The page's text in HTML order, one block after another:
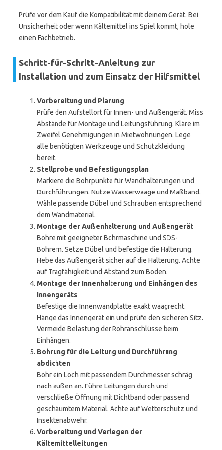
Prüfe vor dem Kauf die Kompatibilität mit deinem Gerät. Bei
Unsicherheit oder wenn Kältemittel ins Spiel kommt, hole
einen Fachbetrieb.
Schritt-für-Schritt-Anleitung zur
Installation und zum Einsatz der Hilfsmittel
Vorbereitung und Planung
Prüfe den Aufstellort für Innen- und Außengerät. Miss
Abstände für Montage und Leitungsführung. Kläre im
Zweifel Genehmigungen in Mietwohnungen. Lege
alle benötigten Werkzeuge und Schutzkleidung
bereit.
Stellprobe und Befestigungsplan
Markiere die Bohrpunkte für Wandhalterungen und
Durchführungen. Nutze Wasserwaage und Maßband.
Wähle passende Dübel und Schrauben entsprechend
dem Wandmaterial.
Montage der Außenhalterung und Außengerät
Bohre mit geeigneter Bohrmaschine und SDS-
Bohrern. Setze Dübel und befestige die Halterung.
Hebe das Außengerät sicher auf die Halterung. Achte
auf Tragfähigkeit und Abstand zum Boden.
Montage der Innenhalterung und Einhängen des
Innengeräts
Befestige die Innenwandplatte exakt waagrecht.
Hänge das Innengerät ein und prüfe den sicheren Sitz.
Vermeide Belastung der Rohranschlüsse beim
Einhängen.
Bohrung für die Leitung und Durchführung
abdichten
Bohr ein Loch mit passendem Durchmesser schräg
nach außen an. Führe Leitungen durch und
verschließe Öffnung mit Dichtband oder passend
geschäumtem Material. Achte auf Wetterschutz und
Insektenabwehr.
Vorbereitung und Verlegen der
Kältemittelleitungen